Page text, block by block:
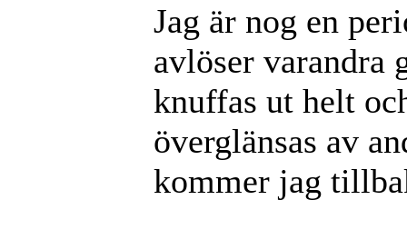
Jag är nog en
avlöser varandra
knuffas ut helt
överglänsas av
kommer jag